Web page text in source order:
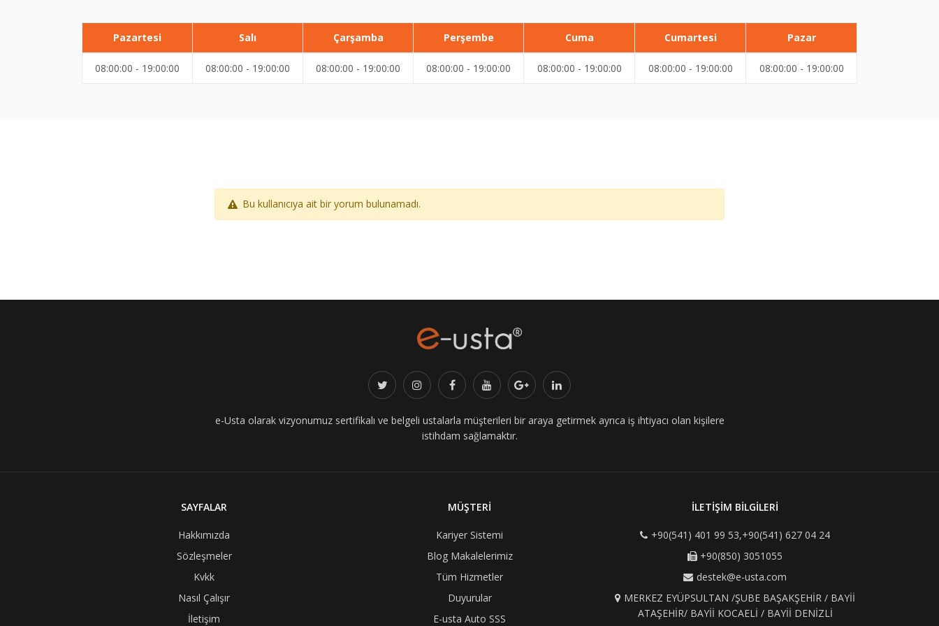
Pazartesi Salı Çarşamba Perşembe Cuma Cumartesi Pazar
08:00:00 - 19:00:00 08:00:00 - 19:00:00 08:00:00 - 19:00:00 08:00:00 - 19:00:00 08:00:00 - 19:00:00 08:00:00 - 19:00:00 08:00:00 - 19:00:00
Bu kullanıcıya ait bir yorum bulunamadı.
e-Usta olarak vizyonumuz sertifikalı ve belgeli ustalarla müşterileri bir araya getirmek ayrıca iş ihtiyacı olan kişilere
istihdam sağlamaktır.
SAYFALAR
Hakkımızda
Sözleşmeler
Kvkk
Nasıl Çalışır
İletişim
MÜŞTERİ
Kariyer Sistemi
Blog Makalelerimiz
Tüm Hizmetler
Duyurular
E-usta Auto SSS
İLETİŞİM BİLGİLERİ
+90(541) 401 99 53,+90(541) 627 04 24
+90(850) 3051055
destek@e-usta.com
MERKEZ EYÜPSULTAN /ŞUBE BAŞAKŞEHİR / BAYİİ
ATAŞEHİR/ BAYİİ KOCAELİ / BAYİİ DENİZLİ